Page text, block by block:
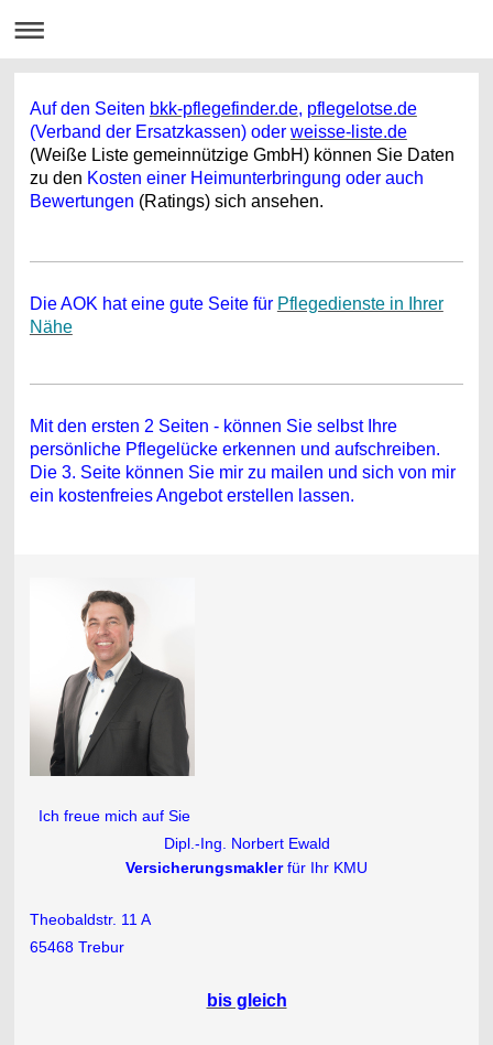
Auf den Seiten bkk-pflegefinder.de, pflegelotse.de
(Verband der Ersatzkassen) oder weisse-liste.de
(Weiße Liste gemeinnützige GmbH) können Sie Daten
zu den Kosten einer Heimunterbringung oder auch
Bewertungen (Ratings) sich ansehen.
Die AOK hat eine gute Seite für Pflegedienste in Ihrer
Nähe
Mit den ersten 2 Seiten - können Sie selbst Ihre
persönliche Pflegelücke erkennen und aufschreiben.
Die 3. Seite können Sie mir zu mailen und sich von mir
ein kostenfreies Angebot erstellen lassen.
Ich freue mich auf Sie
Dipl.-Ing. Norbert Ewald
Versicherungsmaklerfür Ihr KMU
Theobaldstr. 11 A
65468 Trebur
bis gleich